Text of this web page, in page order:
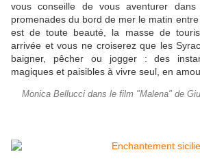
vous conseille de vous aventurer
promenades du bord de mer le matin
est de toute beauté, la masse de
arrivée et vous ne croiserez que les
baigner, pêcher ou jogger : des
magiques et paisibles à vivre seul, en
Monica Bellucci dans le film "Malena" de